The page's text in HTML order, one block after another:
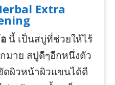
Extra
นี้ เป็นสบู่ที่ช่วยให้ไร้
มาย สบู่ดีๆอีกหนึ่งตัว
ดผิวหน้าผิวแขนได้ดี